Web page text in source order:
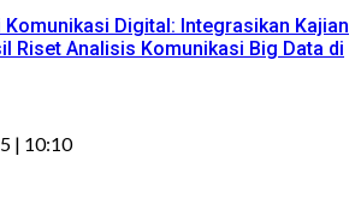
Digital: Integrasikan Kajian
Riset Analisis Komunikasi Big Data di
| 10:10